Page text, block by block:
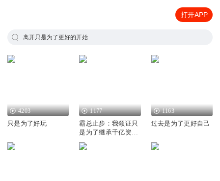
打开APP
离开只是为了更好的开始
4203
只是为了好玩
1177
霸总止步：我领证只
是为了继承千亿资产|
月染声息团队演播|多
播|都市言情|重生穿
1163
过去是为了更好自己